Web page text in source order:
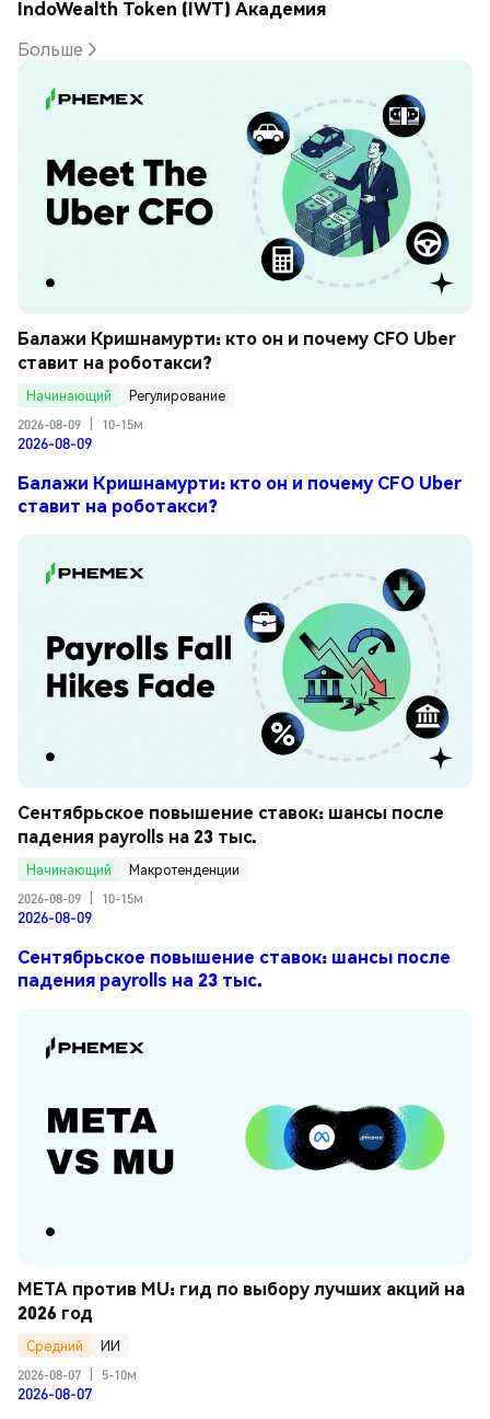
IndoWealth Token (IWT) Академия
Больше
Балажи Кришнамурти: кто он и почему CFO Uber
ставит на роботакси?
Начинающий
Регулирование
2026-08-09
10-15м
2026-08-09
Балажи Кришнамурти: кто он и почему CFO Uber
ставит на роботакси?
Сентябрьское повышение ставок: шансы после
падения payrolls на 23 тыс.
Начинающий
Макротенденции
2026-08-09
10-15м
2026-08-09
Сентябрьское повышение ставок: шансы после
падения payrolls на 23 тыс.
META против MU: гид по выбору лучших акций на
2026 год
Средний
ИИ
2026-08-07
5-10м
2026-08-07